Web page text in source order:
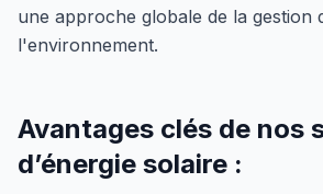
une approche globale de la gestion
l'environnement.
Avantages clés de nos
d’énergie solaire :